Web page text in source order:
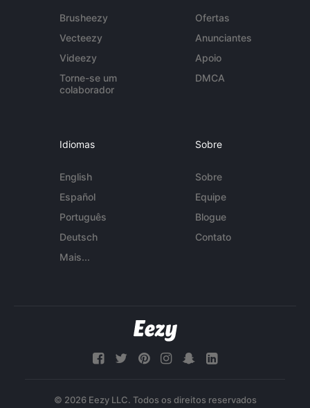
Brusheezy
Vecteezy
Videezy
Torne-se um
colaborador
Ofertas
Anunciantes
Apoio
DMCA
Idiomas
English
Español
Português
Deutsch
Mais...
Sobre
Sobre
Equipe
Blogue
Contato
© 2026 Eezy LLC. Todos os direitos reservados